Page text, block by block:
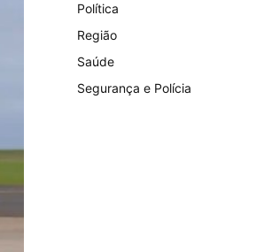
Política
Região
Saúde
Segurança e Polícia